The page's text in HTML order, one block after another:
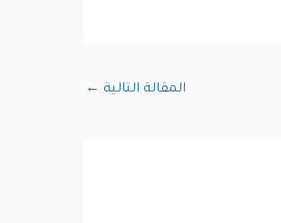
المقالة التالية ←